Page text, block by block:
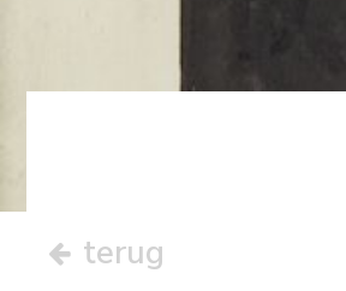
terug